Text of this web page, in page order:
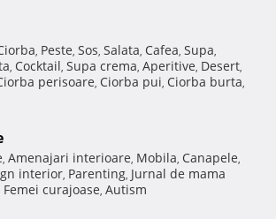
, Peste, Sos, Salata, Cafea, Supa,
, Cocktail, Supa crema, Aperitive, Desert,
perisoare, Ciorba pui, Ciorba burta,
, Amenajari interioare, Mobila, Canapele,
interior, Parenting, Jurnal de mama
Femei curajoase, Autism